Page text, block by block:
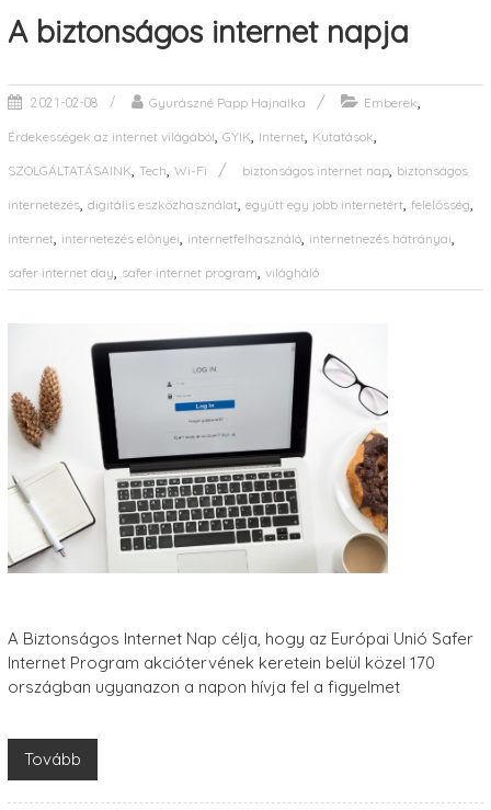
A biztonságos internet napja
2021-02-08 Gyurászné Papp Hajnalka Emberek,
Érdekességek az internet világából, GYIK, Internet, Kutatások,
SZOLGÁLTATÁSAINK, Tech, Wi-Fi biztonságos internet nap, biztonságos
internetezés, digitális eszközhasználat, együtt egy jobb internetért, felelősség,
internet, internetezés előnyei, internetfelhasználó, internetnezés hátrányai,
safer internet day, safer internet program, világháló
A Biztonságos Internet Nap célja, hogy az Európai Unió Safer
Internet Program akciótervének keretein belül közel 170
országban ugyanazon a napon hívja fel a figyelmet
Tovább